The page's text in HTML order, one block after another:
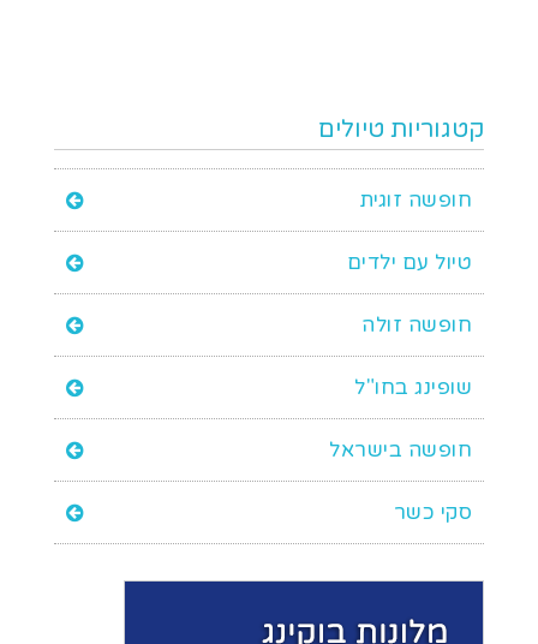
קטגוריות טיולים
חופשה זוגית
טיול עם ילדים
חופשה זולה
שופינג בחו"ל
חופשה בישראל
סקי כשר